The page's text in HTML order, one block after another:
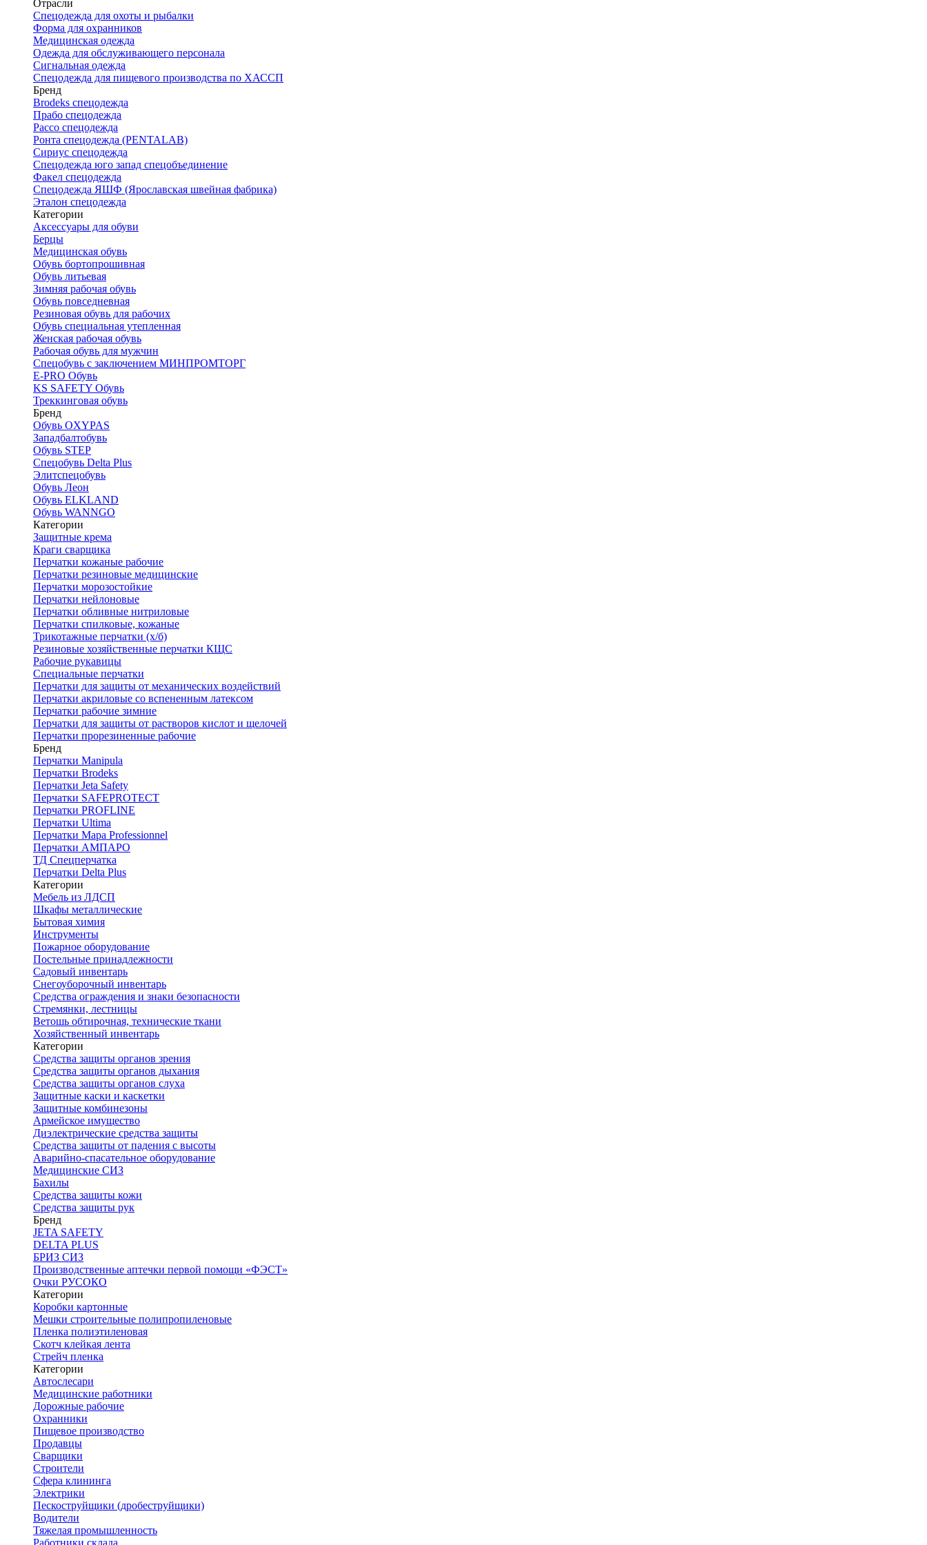
Отрасли
Спецодежда для охоты и рыбалки
Форма для охранников
Медицинская одежда
Одежда для обслуживающего персонала
Сигнальная одежда
Спецодежда для пищевого производства по ХАССП
Бренд
Brodeks спецодежда
Прабо спецодежда
Рассо спецодежда
Ронта спецодежда (PENTALAB)
Сириус спецодежда
Спецодежда юго запад спецобъединение
Факел спецодежда
Спецодежда ЯШФ (Ярославская швейная фабрика)
Эталон спецодежда
Категории
Аксессуары для обуви
Берцы
Медицинская обувь
Обувь бортопрошивная
Обувь литьевая
Зимняя рабочая обувь
Обувь повседневная
Резиновая обувь для рабочих
Обувь специальная утепленная
Женская рабочая обувь
Рабочая обувь для мужчин
Спецобувь с заключением МИНПРОМТОРГ
E-PRO Обувь
KS SAFETY Обувь
Треккинговая обувь
Бренд
Обувь OXYPAS
Западбалтобувь
Обувь STEP
Спецобувь Delta Plus
Элитспецобувь
Обувь Леон
Обувь ELKLAND
Обувь WANNGO
Категории
Защитные крема
Краги сварщика
Перчатки кожаные рабочие
Перчатки резиновые медицинские
Перчатки морозостойкие
Перчатки нейлоновые
Перчатки обливные нитриловые
Перчатки спилковые, кожаные
Трикотажные перчатки (х/б)
Резиновые хозяйственные перчатки КЩС
Рабочие рукавицы
Специальные перчатки
Перчатки для защиты от механических воздействий
Перчатки акриловые со вспененным латексом
Перчатки рабочие зимние
Перчатки для защиты от растворов кислот и щелочей
Перчатки прорезиненные рабочие
Бренд
Перчатки Manipula
Перчатки Brodeks
Перчатки Jeta Safety
Перчатки SAFEPROTECT
Перчатки PROFLINE
Перчатки Ultima
Перчатки Мара Professionnel
Перчатки АМПАРО
ТД Спецперчатка
Перчатки Delta Plus
Категории
Мебель из ЛДСП
Шкафы металлические
Бытовая химия
Инструменты
Пожарное оборудование
Постельные принадлежности
Садовый инвентарь
Снегоуборочный инвентарь
Средства ограждения и знаки безопасности
Стремянки, лестницы
Ветошь обтирочная, технические ткани
Хозяйственный инвентарь
Категории
Средства защиты органов зрения
Средства защиты органов дыхания
Средства защиты органов слуха
Защитные каски и каскетки
Защитные комбинезоны
Армейское имущество
Диэлектрические средства защиты
Средства защиты от падения с высоты
Аварийно-спасательное оборудование
Медицинские СИЗ
Бахилы
Средства защиты кожи
Средства защиты рук
Бренд
JETA SAFETY
DELTA PLUS
БРИЗ СИЗ
Производственные аптечки первой помощи «ФЭСТ»
Очки РУСОКО
Категории
Коробки картонные
Мешки строительные полипропиленовые
Пленка полиэтиленовая
Скотч клейкая лента
Стрейч пленка
Категории
Автослесари
Медицинские работники
Дорожные рабочие
Охранники
Пищевое производство
Продавцы
Сварщики
Строители
Сфера клининга
Электрики
Пескоструйщики (дробеструйщики)
Водители
Тяжелая промышленность
Работники склада